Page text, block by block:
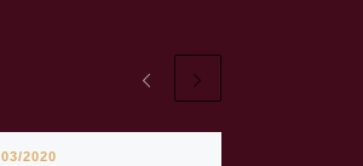
2020